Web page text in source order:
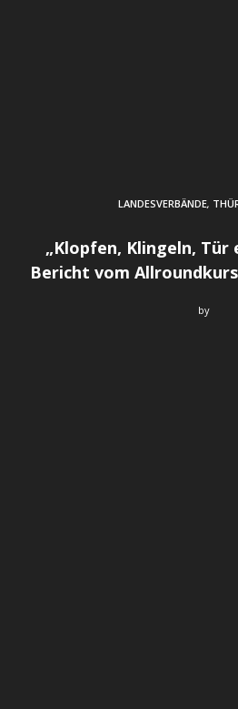
LANDESVERBÄNDE,
„Klopfen, Klingeln, Tür
Bericht vom
by